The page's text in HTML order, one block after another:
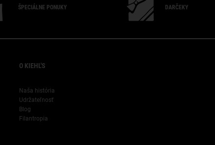
ŠPECIÁLNE PONUKY DARČEKY
O KIEHL'S
Naša história
Udržateľnosť
Blog
Filantropia